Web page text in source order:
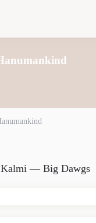
— Big Dawgs